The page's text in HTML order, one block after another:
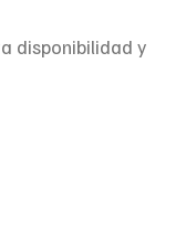
disponibilidad y